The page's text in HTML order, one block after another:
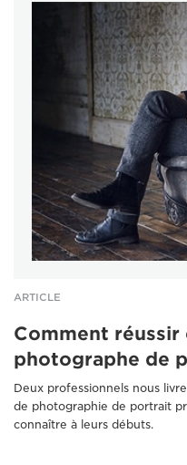
ARTICLE
Comment réussir
photographe de
Deux professionnels nous
de photographie de portrait
connaître à leurs débuts.